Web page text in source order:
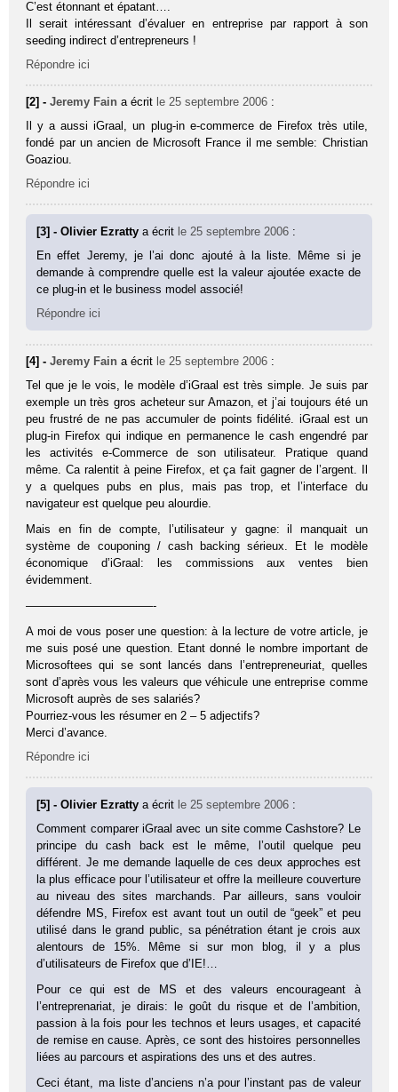
C’est étonnant et épatant….
Il serait intéressant d’évaluer en entreprise par rapport à son
seeding indirect d’entrepreneurs !
Répondre ici
[2] -Jeremy Fain a écrit le 25 septembre 2006 :
Il y a aussi iGraal, un plug-in e-commerce de Firefox très utile,
fondé par un ancien de Microsoft France il me semble: Christian
Goaziou.
Répondre ici
[3] - Olivier Ezrattya écrit le 25 septembre 2006 :
En effet Jeremy, je l’ai donc ajouté à la liste. Même si je
demande à comprendre quelle est la valeur ajoutée exacte de
ce plug-in et le business model associé!
Répondre ici
[4] -Jeremy Fain a écrit le 25 septembre 2006 :
Tel que je le vois, le modèle d’iGraal est très simple. Je suis par
exemple un très gros acheteur sur Amazon, et j’ai toujours été un
peu frustré de ne pas accumuler de points fidélité. iGraal est un
plug-in Firefox qui indique en permanence le cash engendré par
les activités e-Commerce de son utilisateur. Pratique quand
même. Ca ralentit à peine Firefox, et ça fait gagner de l’argent. Il
y a quelques pubs en plus, mais pas trop, et l’interface du
navigateur est quelque peu alourdie.
Mais en fin de compte, l’utilisateur y gagne: il manquait un
système de couponing / cash backing sérieux. Et le modèle
économique d’iGraal: les commissions aux ventes bien
évidemment.
———————————-
A moi de vous poser une question: à la lecture de votre article, je
me suis posé une question. Etant donné le nombre important de
Microsoftees qui se sont lancés dans l’entrepreneuriat, quelles
sont d’après vous les valeurs que véhicule une entreprise comme
Microsoft auprès de ses salariés?
Pourriez-vous les résumer en 2 – 5 adjectifs?
Merci d’avance.
Répondre ici
[5] - Olivier Ezrattya écrit le 25 septembre 2006 :
Comment comparer iGraal avec un site comme Cashstore? Le
principe du cash back est le même, l’outil quelque peu
différent. Je me demande laquelle de ces deux approches est
la plus efficace pour l’utilisateur et offre la meilleure couverture
au niveau des sites marchands. Par ailleurs, sans vouloir
défendre MS, Firefox est avant tout un outil de “geek” et peu
utilisé dans le grand public, sa pénétration étant je crois aux
alentours de 15%. Même si sur mon blog, il y a plus
d’utilisateurs de Firefox que d’IE!…
Pour ce qui est de MS et des valeurs encourageant à
l’entreprenariat, je dirais: le goût du risque et de l’ambition,
passion à la fois pour les technos et leurs usages, et capacité
de remise en cause. Après, ce sont des histoires personnelles
liées au parcours et aspirations des uns et des autres.
Ceci étant, ma liste d’anciens n’a pour l’instant pas de valeur